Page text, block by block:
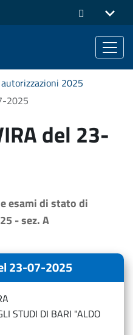
2025
2025
del 23-
esami di stato di
- sez. A
23-07-2025
STUDI DI BARI "ALDO